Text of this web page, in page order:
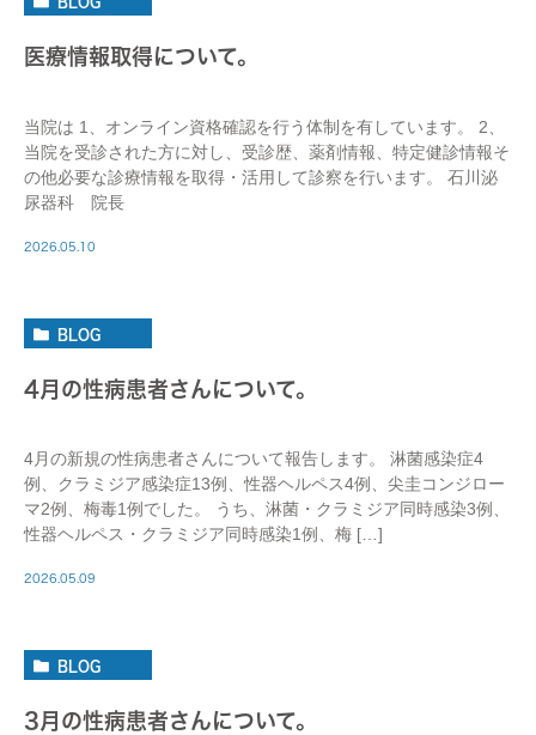
医療情報取得について。
当院は 1、オンライン資格確認を行う体制を有しています。 2、
当院を受診された方に対し、受診歴、薬剤情報、特定健診情報そ
の他必要な診療情報を取得・活用して診察を行います。 石川泌
尿器科 院長
2026.05.10
BLOG
4月の性病患者さんについて。
4月の新規の性病患者さんについて報告します。 淋菌感染症4
例、クラミジア感染症13例、性器ヘルペス4例、尖圭コンジロー
マ2例、梅毒1例でした。 うち、淋菌・クラミジア同時感染3例、
性器ヘルペス・クラミジア同時感染1例、梅 […]
2026.05.09
BLOG
3月の性病患者さんについて。